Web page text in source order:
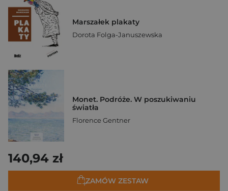
Marszałek plakaty
Dorota Folga-Januszewska
Monet. Podróże. W poszukiwaniu
światła
Florence Gentner
140,94 zł
ZAMÓW ZESTAW